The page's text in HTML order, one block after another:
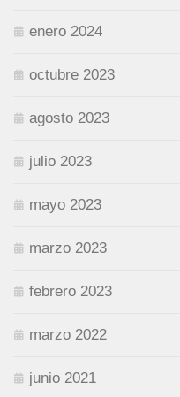
enero 2024
octubre 2023
agosto 2023
julio 2023
mayo 2023
marzo 2023
febrero 2023
marzo 2022
junio 2021